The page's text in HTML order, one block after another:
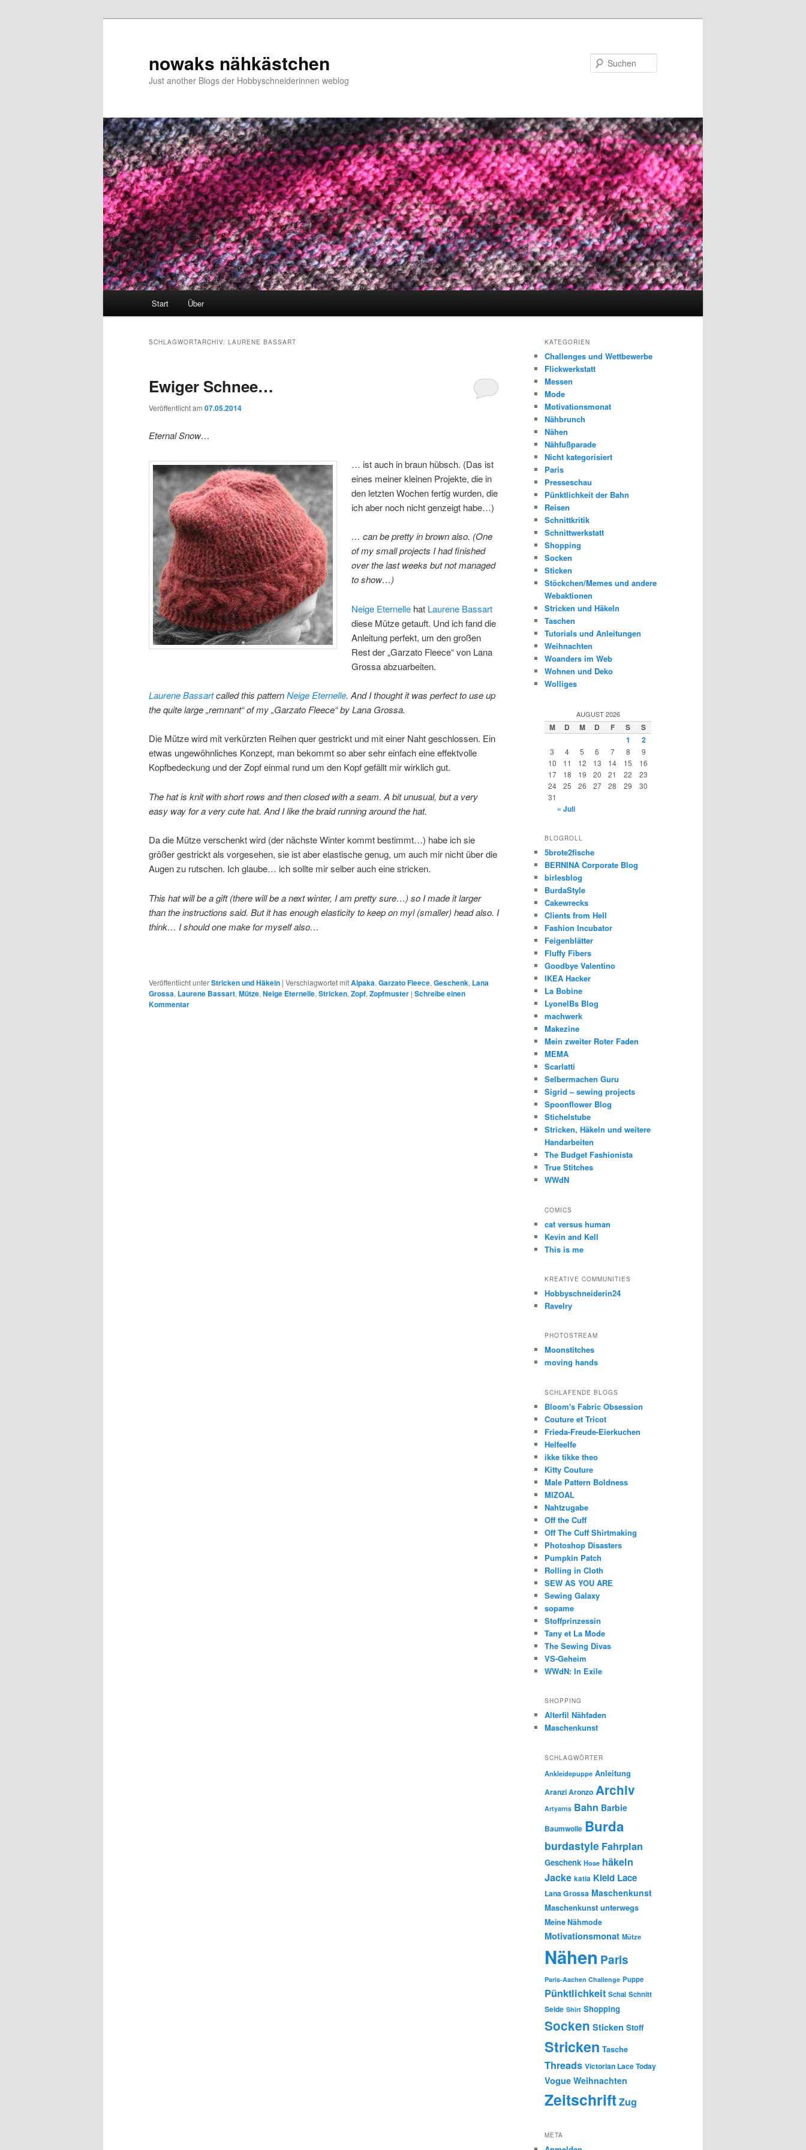
nowaks nähkästchen
Just another Blogs der Hobbyschneiderinnen weblog
Start Über
SCHLAGWORTARCHIV: LAURENE BASSART
Ewiger Schnee…
Veröffentlicht am 07.05.2014
Eternal Snow…
… ist auch in braun hübsch. (Das ist
eines meiner kleinen Projekte, die in
den letzten Wochen fertig wurden, die
ich aber noch nicht genzeigt habe…)
… can be pretty in brown also. (One
of my small projects I had finished
over the last weeks but not managed
to show…)
Neige Eternelle hat Laurene Bassart
diese Mütze getauft. Und ich fand die
Anleitung perfekt, um den großen
Rest der „Garzato Fleece“ von Lana
Grossa abzuarbeiten.
Laurene Bassartcalled this patternNeige Eternelle. And I thought it was perfect to use up
the quite large „remnant“ of my „Garzato Fleece“ by Lana Grossa.
Die Mütze wird mit verkürzten Reihen quer gestrickt und mit einer Naht geschlossen. Ein
etwas ungewöhnliches Konzept, man bekommt so aber sehr einfach eine effektvolle
Kopfbedeckung und der Zopf einmal rund um den Kopf gefällt mir wirklich gut.
The hat is knit with short rows and then closed with a seam. A bit unusual, but a very
easy way for a very cute hat. And I like the braid running around the hat.
Da die Mütze verschenkt wird (der nächste Winter kommt bestimmt…) habe ich sie
größer gestrickt als vorgesehen, sie ist aber elastische genug, um auch mir nicht über die
Augen zu rutschen. Ich glaube… ich sollte mir selber auch eine stricken.
This hat will be a gift (there will be a next winter, I am pretty sure…) so I made it larger
than the instructions said. But it has enough elasticity to keep on myl (smaller) head also. I
think… I should one make for myself also…
Veröffentlicht unterStricken und Häkeln | Verschlagwortet mitAlpaka, Garzato Fleece, Geschenk, Lana
Grossa, Laurene Bassart, Mütze, Neige Eternelle, Stricken, Zopf, Zopfmuster | Schreibe einen
Kommentar
KATEGORIEN
Challenges und Wettbewerbe
Flickwerkstatt
Messen
Mode
Motivationsmonat
Nähbrunch
Nähen
Nähfußparade
Nicht kategorisiert
Paris
Presseschau
Pünktlichkeit der Bahn
Reisen
Schnittkritik
Schnittwerkstatt
Shopping
Socken
Sticken
Stöckchen/Memes und andere
Webaktionen
Stricken und Häkeln
Taschen
Tutorials und Anleitungen
Weihnachten
Woanders im Web
Wohnen und Deko
Wolliges
AUGUST 2026
M D M D F S
S
1
2
3 4 5 6 7 8
9
10
11 12 13 14 15
16
17
18 19 20 21 22
23
24
25 26 27 28 29
30
31
« Juli
BLOGROLL
5brote2fische
BERNINA Corporate Blog
birlesblog
BurdaStyle
Cakewrecks
Clients from Hell
Fashion Incubator
Feigenblätter
Fluffy Fibers
Goodbye Valentino
IKEA Hacker
La Bobine
LyonelBs Blog
machwerk
Makezine
Mein zweiter Roter Faden
MEMA
Scarlatti
Selbermachen Guru
Sigrid – sewing projects
Spoonflower Blog
Stichelstube
Stricken, Häkeln und weitere
Handarbeiten
The Budget Fashionista
True Stitches
WWdN
COMICS
cat versus human
Kevin and Kell
This is me
KREATIVE COMMUNITIES
Hobbyschneiderin24
Ravelry
PHOTOSTREAM
Moonstitches
moving hands
SCHLAFENDE BLOGS
Bloom's Fabric Obsession
Couture et Tricot
Frieda-Freude-Eierkuchen
Helfeelfe
ikke tikke theo
Kitty Couture
Male Pattern Boldness
MIZOAL
Nahtzugabe
Off the Cuff
Off The Cuff Shirtmaking
Photoshop Disasters
Pumpkin Patch
Rolling in Cloth
SEW AS YOU ARE
Sewing Galaxy
sopame
Stoffprinzessin
Tany et La Mode
The Sewing Divas
VS-Geheim
WWdN: In Exile
SHOPPING
Alterfil Nähfaden
Maschenkunst
SCHLAGWÖRTER
Ankleidepuppe Anleitung
Aranzi Aronzo Archiv
Artyarns Bahn Barbie
Baumwolle Burda
burdastyle Fahrplan
Geschenk Hose häkeln
Jacke katia Kleid Lace
Lana Grossa Maschenkunst
Maschenkunst unterwegs
Meine Nähmode
Motivationsmonat Mütze
Nähen Paris
Paris-Aachen Challenge Puppe
Pünktlichkeit Schal Schnitt
Seide Shirt Shopping
Socken Sticken Stoff
Stricken Tasche
Threads Victorian Lace Today
Vogue Weihnachten
ZeitschriftZug
META